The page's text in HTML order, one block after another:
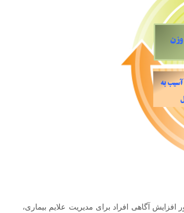
آگاهی افراد برای مدیریت علایم بیماری،